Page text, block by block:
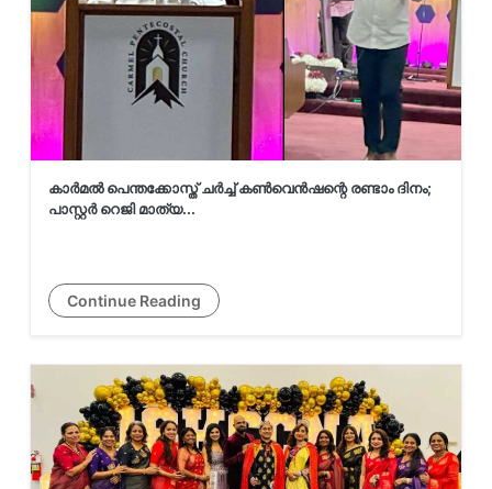
സ്വൈര്യജീവിതം
അപകടത്തിലാക്കുന്ന
ഗുണ്ടകൾക്കെതിരെ
കർശനനടപടിയെന്ന് രമേശ് ...
പൊലീസിനെ വെല്ലുവിളിച്ചുള്ള
പി. വ...
ചെയ്യാം, ഹോട്ടൽ ബുക്ക് ചെയ്യാം:
പുതിയ ഫീച്ച...
കാർമൽ പെന്തക്കോസ്ത് ചർച്ച് കൺവെൻഷന്റെ രണ്ടാം ദിനം;
പാസ്റ്റർ റെജി മാത്യ...
Continue Reading